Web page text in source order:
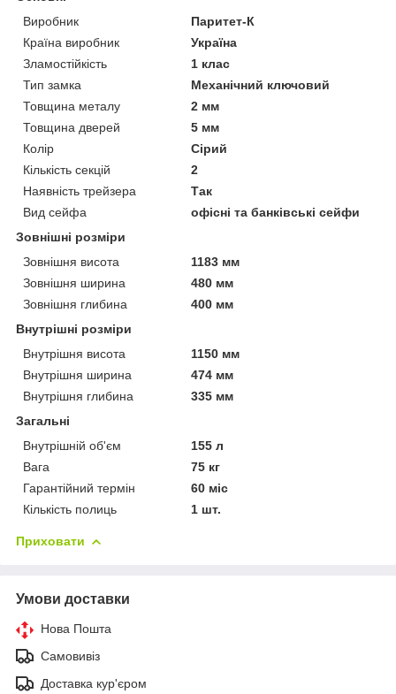
Виробник
Паритет-К
Країна виробник
Україна
Зламостійкість
1 клас
Тип замка
Механічний ключовий
Товщина металу
2 мм
Товщина дверей
5 мм
Колір
Сірий
Кількість секцій
2
Наявність трейзера
Так
Вид сейфа
офісні та банківські сейфи
Зовнішні розміри
Зовнішня висота
1183 мм
Зовнішня ширина
480 мм
Зовнішня глибина
400 мм
Внутрішні розміри
Внутрішня висота
1150 мм
Внутрішня ширина
474 мм
Внутрішня глибина
335 мм
Загальні
Внутрішній об'єм
155 л
Вага
75 кг
Гарантійний термін
60 міс
Кількість полиць
1 шт.
Приховати
Умови доставки
Нова Пошта
Самовивіз
Доставка кур'єром